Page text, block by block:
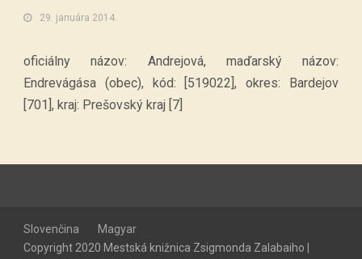
29. januára 2014.
oficiálny názov: Andrejová, maďarský názov:
Endrevágása (obec), kód: [519022], okres: Bardejov
[701], kraj: Prešovský kraj [7]
Slovenčina
Magyar
Copyright 2020 Mestská knižnica Zsigmonda Zalabaiho |